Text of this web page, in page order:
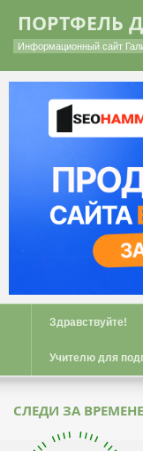
ПОРТФЕЛЬ
Информационный сайт
Здравствуйте!
Учителю для
СЛЕДИ ЗА